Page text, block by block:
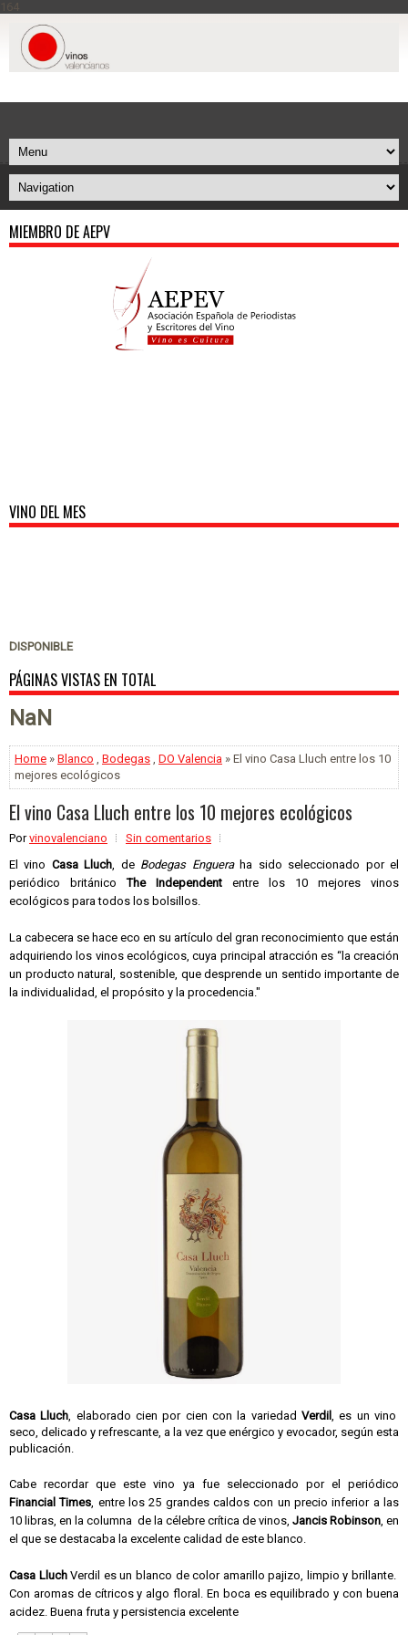
164
MIEMBRO DE AEPV
VINO DEL MES
DISPONIBLE
PÁGINAS VISTAS EN TOTAL
NaN
Home » Blanco Bodegas DO Valencia » El vino Casa Lluch entre los 10
mejores ecológicos
El vino Casa Lluch entre los 10 mejores ecológicos
Porvinovalenciano
Sin comentarios
El vino Casa Lluch , de Bodegas Engueraha sido seleccionado por el
periódico británicoThe Independent entre los 10 mejores vinos
ecológicos para todos los bolsillos.
La cabecera se hace eco en su artículo del gran reconocimiento que están
adquiriendo los vinos ecológicos, cuya principal atracción es “la creación
un producto natural, sostenible, que desprende un sentido importante de
la individualidad, el propósito y la procedencia."
Casa Lluch, elaborado cien por cien con la variedadVerdil, es un vino
seco, delicado y refrescante, a la vez que enérgico y evocador, según esta
publicación.
Cabe recordar que este vino ya fue seleccionado por el periódico
Financial Times, entre los 25 grandes caldos con un precio inferior a las
10 libras, en la columna de la célebre crítica de vinos, Jancis Robinson, en
el que se destacaba la excelente calidad de este blanco.
Casa LluchVerdil es un blanco de color amarillo pajizo, limpio y brillante.
Con aromas de cítricos y algo floral. En boca es equilibrado y con buena
acidez. Buena fruta y persistencia excelente